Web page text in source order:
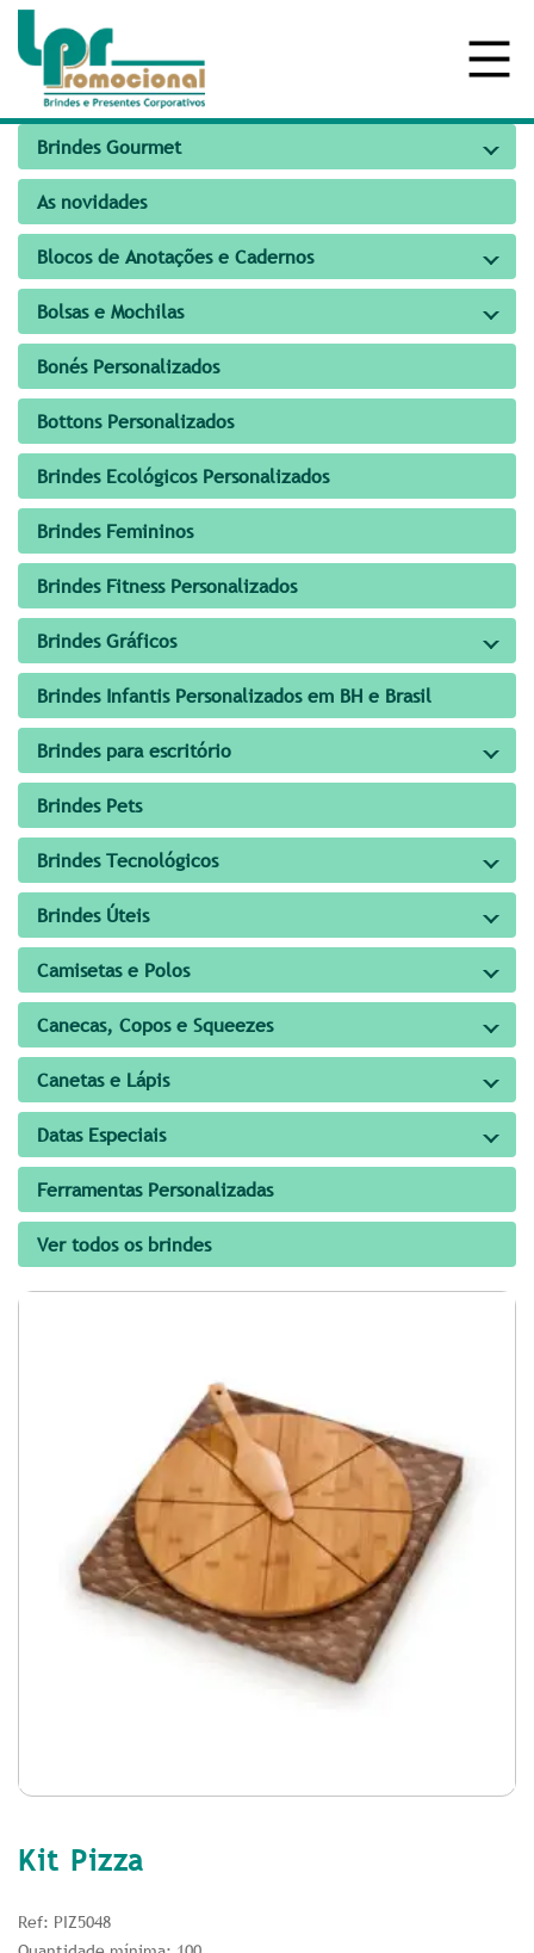
Brindes Gourmet
As novidades
Blocos de Anotações e Cadernos
Bolsas e Mochilas
Bonés Personalizados
Bottons Personalizados
Brindes Ecológicos Personalizados
Brindes Femininos
Brindes Fitness Personalizados
Brindes Gráficos
Brindes Infantis Personalizados em BH e Brasil
Brindes para escritório
Brindes Pets
Brindes Tecnológicos
Brindes Úteis
Camisetas e Polos
Canecas, Copos e Squeezes
Canetas e Lápis
Datas Especiais
Ferramentas Personalizadas
Ver todos os brindes
Kit Pizza
Ref: PIZ5048